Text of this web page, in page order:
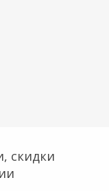
скидки